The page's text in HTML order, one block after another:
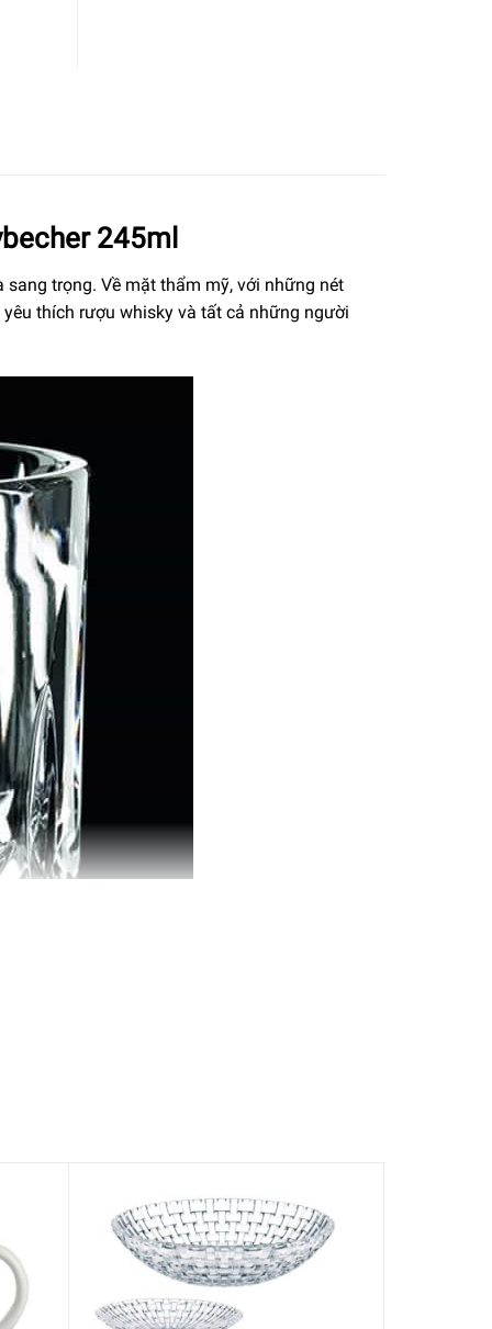
245ml
trọng. Về mặt thẩm mỹ, với những nét
thích rượu whisky và tất cả những người
của bạn đến bất kỳ đầu bàn hoặc quầy bar
kim cương, kết cấu độc đáo, cạnh mịn, không